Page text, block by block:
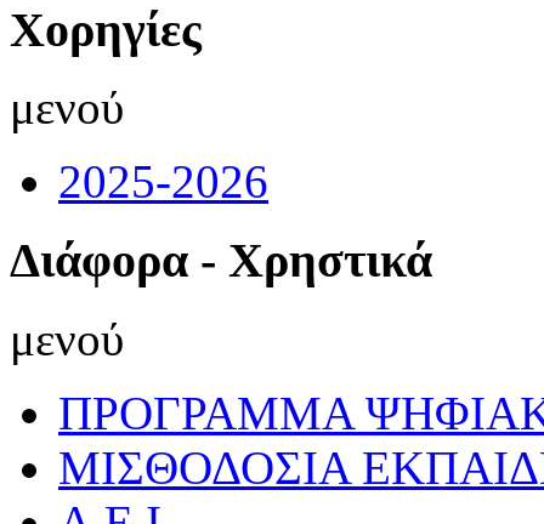
Χορηγίες
μενού
2025-2026
Διάφορα - Χρηστικά
μενού
ΠΡΟΓΡΑΜΜΑ
ΜΙΣΘΟΔΟΣΙΑ